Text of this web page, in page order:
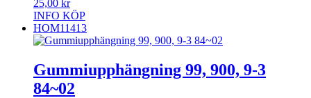
25,00 kr
INFO KÖP
HOM11413
Gummiupphängning 99, 900, 9-3
84~02